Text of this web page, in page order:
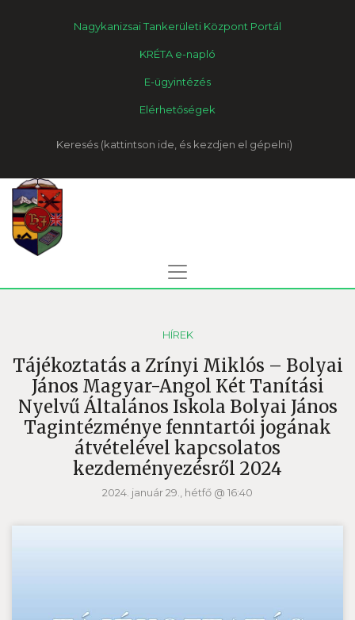
Nagykanizsai Tankerületi Központ Portál
KRÉTA e-napló
E-ügyintézés
Elérhetőségek
Keresés
HÍREK
Tájékoztatás a Zrínyi Miklós – Bolyai
János Magyar-Angol Két Tanítási
Nyelvű Általános Iskola Bolyai János
Tagintézménye fenntartói jogának
átvételével kapcsolatos
kezdeményezésről 2024
2024. január 29., hétfő @ 16:40